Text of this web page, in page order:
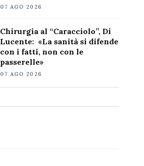
07 AGO 2026
Chirurgia al “Caracciolo”, Di
Lucente: «La sanità si difende
con i fatti, non con le
passerelle»
07 AGO 2026